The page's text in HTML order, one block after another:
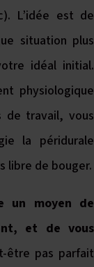
L’idée est de
situation plus
idéal initial.
physiologique
de travail, vous
la péridurale
libre de bouger.
un moyen de
et de vous
être pas parfait